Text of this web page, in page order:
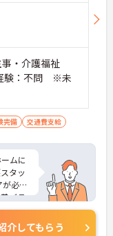
・介護福祉
験：不問 ※未
完備 交通費支給
ムに
タッ
必要
バラ
安心
介してもらう